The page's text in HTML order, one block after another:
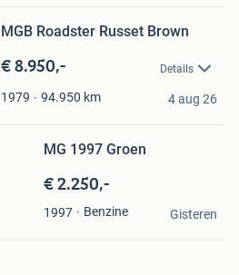
MGB Roadster Russet Brown
€ 8.950,- Details
1979 94.950 km 4 aug 26
MG 1997 Groen
€ 2.250,-
1997 Benzine Gisteren